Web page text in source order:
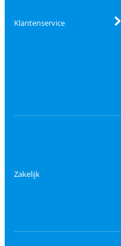
Klantenservice
Zakelijk